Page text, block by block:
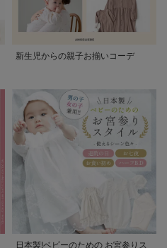
新生児からの親子お揃いコーデ
日本製!ベビーのための お宮参りス